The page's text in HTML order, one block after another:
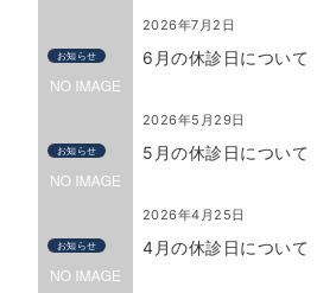
2026年7月2日
お知らせ 6月の休診日について
2026年5月29日
お知らせ 5月の休診日について
2026年4月25日
お知らせ 4月の休診日について